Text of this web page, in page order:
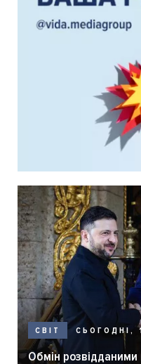
СВІТ СЬОГОДНІ,
Обмін